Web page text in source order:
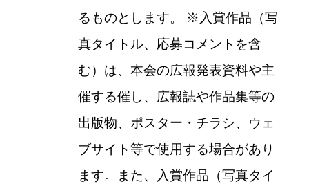
るものとします。
※ 入賞作品（写
真タイトル、応募コメントを含
む）は、本会の広報発表資料や主
催する催し、広報誌や作品集等の
出版物、ポスター・チラシ、ウェ
ブサイト等で使用する場合があり
ます。また、入賞作品（写真タイ